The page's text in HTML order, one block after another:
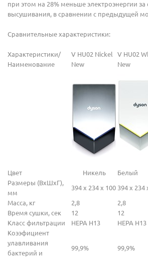
при этом на 28% меньше электроэнергии
высушивания, в сравнении с предыдущей
Сравнительные характеристики:
Характеристики/
Наименование
V HU02 Nickel
New
V HU02
New
Цвет Никель Белый
Размеры (ВхШхГ),
мм
394 х 234 х 100 394 х 234
Масса, кг
2,8 2,8
Время сушки, сек
12 12
Класс фильтрации
HEPA H13 HEPA H13
Коээфициент
улавливания
бактерий и
99,9% 99,9%